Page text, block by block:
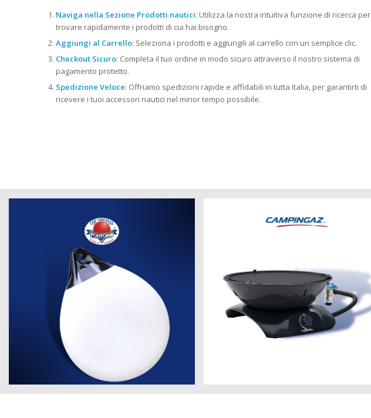
Naviga nella Sezione Prodotti nautici: Utilizza la nostra intuitiva funzione di ricerca per
trovare rapidamente i prodotti di cui hai bisogno.
Aggiungi al Carrello: Seleziona i prodotti e aggiungili al carrello con un semplice clic.
Checkout Sicuro: Completa il tuo ordine in modo sicuro attraverso il nostro sistema di
pagamento protetto.
Spedizione Veloce: Offriamo spedizioni rapide e affidabili in tutta Italia, per garantirti di
ricevere i tuoi accessori nautici nel minor tempo possibile.